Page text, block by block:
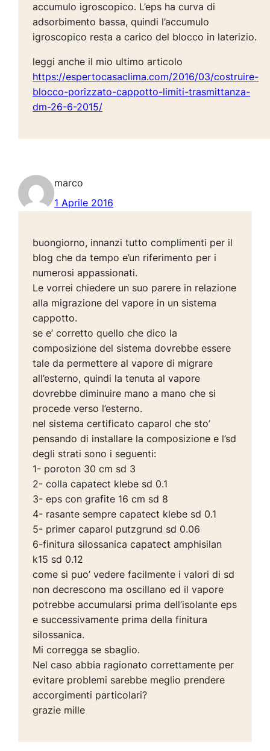
accumulo igroscopico. L’eps ha curva di
adsorbimento bassa, quindi l’accumulo
igroscopico resta a carico del blocco in laterizio.
leggi anche il mio ultimo articolo
https://espertocasaclima.com/2016/03/costruire-
blocco-porizzato-cappotto-limiti-trasmittanza-
dm-26-6-2015/
marco
1 Aprile 2016
buongiorno, innanzi tutto complimenti per il
blog che da tempo e’un riferimento per i
numerosi appassionati.
Le vorrei chiedere un suo parere in relazione
alla migrazione del vapore in un sistema
cappotto.
se e’ corretto quello che dico la
composizione del sistema dovrebbe essere
tale da permettere al vapore di migrare
all’esterno, quindi la tenuta al vapore
dovrebbe diminuire mano a mano che si
procede verso l’esterno.
nel sistema certificato caparol che sto’
pensando di installare la composizione e l’sd
degli strati sono i seguenti:
1- poroton 30 cm sd 3
2- colla capatect klebe sd 0.1
3- eps con grafite 16 cm sd 8
4- rasante sempre capatect klebe sd 0.1
5- primer caparol putzgrund sd 0.06
6-finitura silossanica capatect amphisilan
k15 sd 0.12
come si puo’ vedere facilmente i valori di sd
non decrescono ma oscillano ed il vapore
potrebbe accumularsi prima dell’isolante eps
e successivamente prima della finitura
silossanica.
Mi corregga se sbaglio.
Nel caso abbia ragionato correttamente per
evitare problemi sarebbe meglio prendere
accorgimenti particolari?
grazie mille